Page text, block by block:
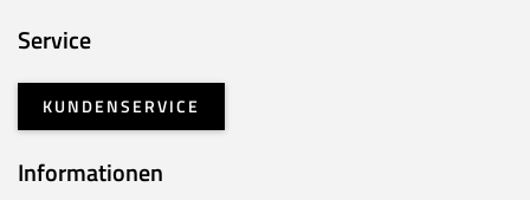
Service
KUNDENSERVICE
Informationen